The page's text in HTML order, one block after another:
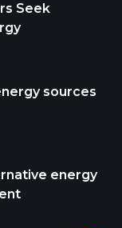
Seek
sources
energy